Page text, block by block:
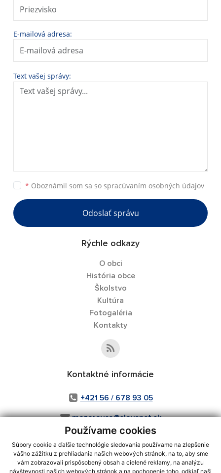
Používame cookies
Súbory cookie a ďalšie technológie sledovania používame na zlepšenie
vášho zážitku z prehliadania našich webových stránok, na to, aby sme
vám zobrazovali prispôsobený obsah a cielené reklamy, na analýzu
návštevnosti našich webových stránok a na pochopenie toho, odkiaľ naši
E-mailová adresa:
Text vašej správy:
* Oboznámil som sa so spracúvaním osobných údajov
Odoslať správu
Rýchle odkazy
O obci
História obce
Školstvo
Kultúra
Fotogaléria
Kontakty
Kontaktné informácie
+421 56 / 678 93 05
mozorovce@slovanet.sk
využite možnosť získavania aktuálnych informácií s využitím RSS